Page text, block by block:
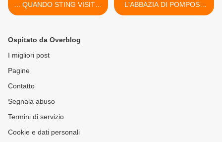
... QUANDO STING VISITO'
DAMANHUR
L'ABBAZIA DI POMPOSA
TRA STORIA E LEGGENDA
Ospitato da Overblog
I migliori post
Pagine
Contatto
Segnala abuso
Termini di servizio
Cookie e dati personali